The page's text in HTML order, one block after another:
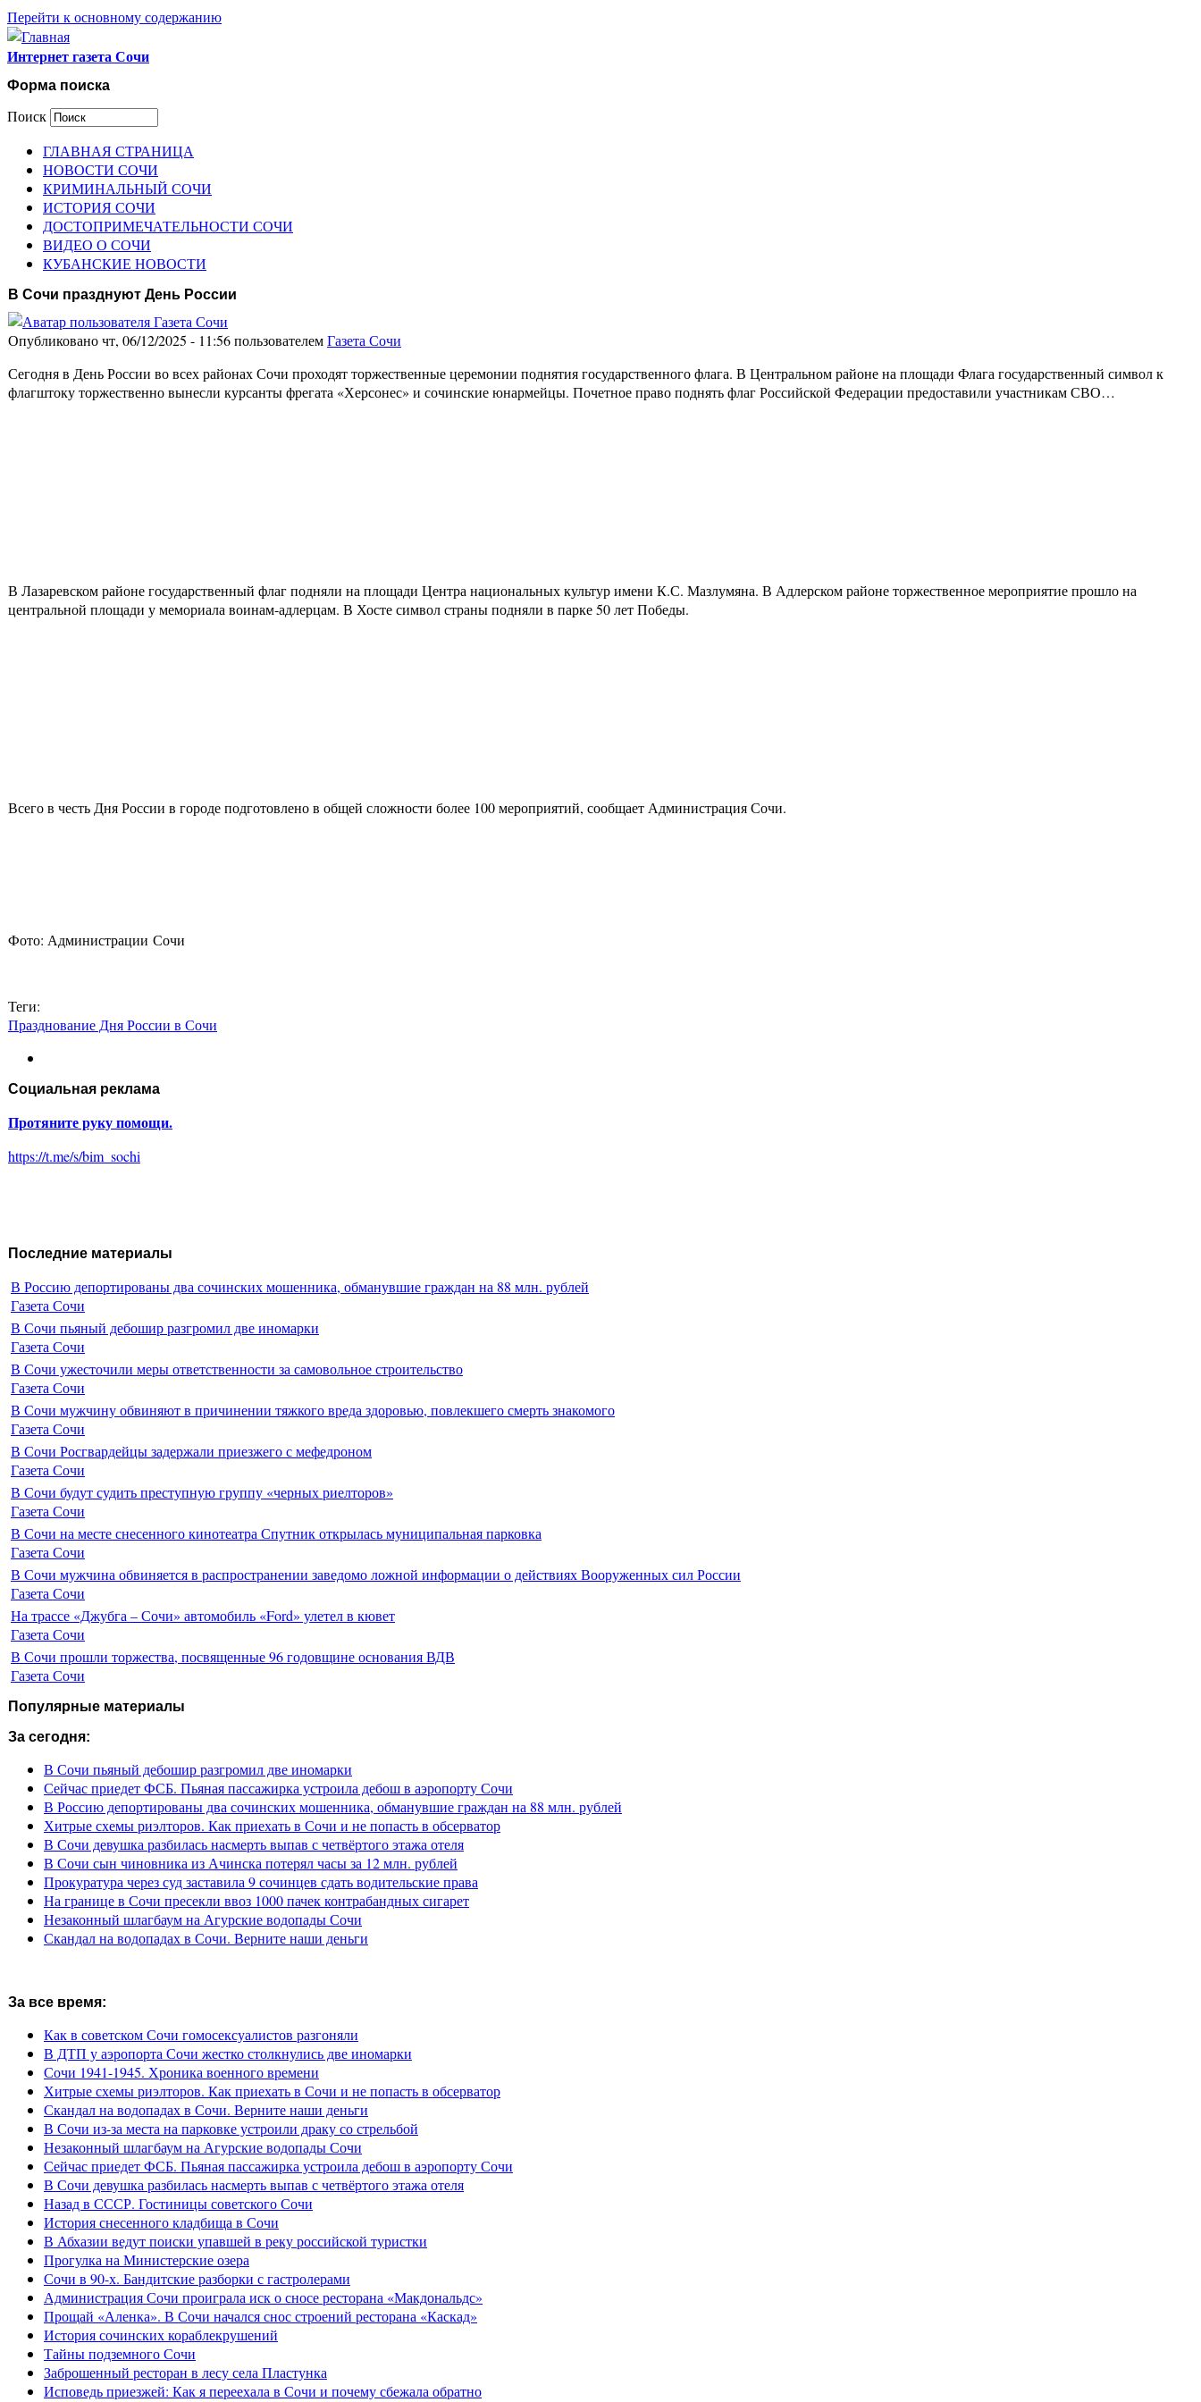
Перейти к основному содержанию
Интернет газета Сочи
Форма поиска
Поиск
ГЛАВНАЯ СТРАНИЦА
НОВОСТИ СОЧИ
КРИМИНАЛЬНЫЙ СОЧИ
ИСТОРИЯ СОЧИ
ДОСТОПРИМЕЧАТЕЛЬНОСТИ СОЧИ
ВИДЕО О СОЧИ
КУБАНСКИЕ НОВОСТИ
В Сочи празднуют День России
Опубликовано чт, 06/12/2025 - 11:56 пользователемГазета Сочи
Сегодня в День России во всех районах Сочи проходят торжественные церемонии поднятия государственного флага. В Центральном районе на площади Флага государственный символ к
флагштоку торжественно вынесли курсанты фрегата «Херсонес» и сочинские юнармейцы. Почетное право поднять флаг Российской Федерации предоставили участникам СВО…
В Лазаревском районе государственный флаг подняли на площади Центра национальных культур имени К.С. Мазлумяна. В Адлерском районе торжественное мероприятие прошло на
центральной площади у мемориала воинам-адлерцам. В Хосте символ страны подняли в парке 50 лет Победы.
Всего в честь Дня России в городе подготовлено в общей сложности более 100 мероприятий, сообщает Администрация Сочи.
Фото: Администрации Сочи
Теги:
Празднование Дня России в Сочи
Социальная реклама
Протяните руку помощи.
https://t.me/s/bim_sochi
Последние материалы
В Россию депортированы два сочинских мошенника, обманувшие граждан на 88 млн. рублей
Газета Сочи
В Сочи пьяный дебошир разгромил две иномарки
Газета Сочи
В Сочи ужесточили меры ответственности за самовольное строительство
Газета Сочи
В Сочи мужчину обвиняют в причинении тяжкого вреда здоровью, повлекшего смерть знакомого
Газета Сочи
В Сочи Росгвардейцы задержали приезжего с мефедроном
Газета Сочи
В Сочи будут судить преступную группу «черных риелторов»
Газета Сочи
В Сочи на месте снесенного кинотеатра Спутник открылась муниципальная парковка
Газета Сочи
В Сочи мужчина обвиняется в распространении заведомо ложной информации о действиях Вооруженных сил России
Газета Сочи
На трассе «Джубга – Сочи» автомобиль «Ford» улетел в кювет
Газета Сочи
В Сочи прошли торжества, посвященные 96 годовщине основания ВДВ
Газета Сочи
Популярные материалы
За сегодня:
В Сочи пьяный дебошир разгромил две иномарки
Сейчас приедет ФСБ. Пьяная пассажирка устроила дебош в аэропорту Сочи
В Россию депортированы два сочинских мошенника, обманувшие граждан на 88 млн. рублей
Хитрые схемы риэлторов. Как приехать в Сочи и не попасть в обсерватор
В Сочи девушка разбилась насмерть выпав с четвёртого этажа отеля
В Сочи сын чиновника из Ачинска потерял часы за 12 млн. рублей
Прокуратура через суд заставила 9 сочинцев сдать водительские права
На границе в Сочи пресекли ввоз 1000 пачек контрабандных сигарет
Незаконный шлагбаум на Агурские водопады Сочи
Скандал на водопадах в Сочи. Верните наши деньги
За все время:
Как в советском Сочи гомосексуалистов разгоняли
В ДТП у аэропорта Сочи жестко столкнулись две иномарки
Сочи 1941-1945. Хроника военного времени
Хитрые схемы риэлторов. Как приехать в Сочи и не попасть в обсерватор
Скандал на водопадах в Сочи. Верните наши деньги
В Сочи из-за места на парковке устроили драку со стрельбой
Незаконный шлагбаум на Агурские водопады Сочи
Сейчас приедет ФСБ. Пьяная пассажирка устроила дебош в аэропорту Сочи
В Сочи девушка разбилась насмерть выпав с четвёртого этажа отеля
Назад в СССР. Гостиницы советского Сочи
История снесенного кладбища в Сочи
В Абхазии ведут поиски упавшей в реку российской туристки
Прогулка на Министерские озера
Сочи в 90-х. Бандитские разборки с гастролерами
Администрация Сочи проиграла иск о сносе ресторана «Макдональдс»
Прощай «Аленка». В Сочи начался снос строений ресторана «Каскад»
История сочинских кораблекрушений
Тайны подземного Сочи
Заброшенный ресторан в лесу села Пластунка
Исповедь приезжей: Как я переехала в Сочи и почему сбежала обратно